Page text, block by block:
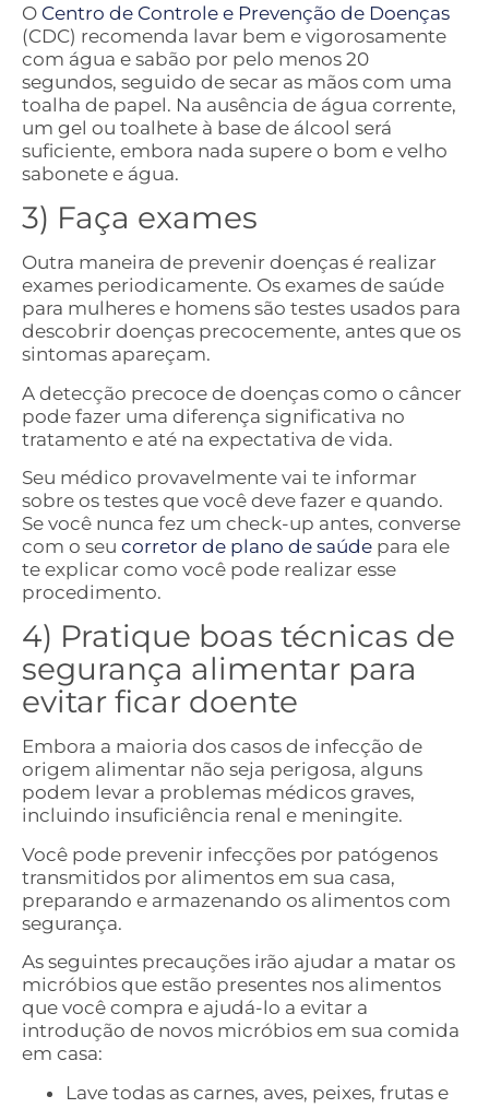
O Centro de Controle e Prevenção de Doenças
(CDC) recomenda lavar bem e vigorosamente
com água e sabão por pelo menos 20
segundos, seguido de secar as mãos com uma
toalha de papel. Na ausência de água corrente,
um gel ou toalhete à base de álcool será
suficiente, embora nada supere o bom e velho
sabonete e água.
3) Faça exames
Outra maneira de prevenir doenças é realizar
exames periodicamente. Os exames de saúde
para mulheres e homens são testes usados ​​para
descobrir doenças precocemente, antes que os
sintomas apareçam.
A detecção precoce de doenças como o câncer
pode fazer uma diferença significativa no
tratamento e até na expectativa de vida.
Seu médico provavelmente vai te informar
sobre os testes que você deve fazer e quando.
Se você nunca fez um check-up antes, converse
com o seu corretor de plano de saúde para ele
te explicar como você pode realizar esse
procedimento.
4) Pratique boas técnicas de
segurança alimentar para
evitar ficar doente
Embora a maioria dos casos de infecção de
origem alimentar não seja perigosa, alguns
podem levar a problemas médicos graves,
incluindo insuficiência renal e meningite.
Você pode prevenir infecções por patógenos
transmitidos por alimentos em sua casa,
preparando e armazenando os alimentos com
segurança.
As seguintes precauções irão ajudar a matar os
micróbios que estão presentes nos alimentos
que você compra e ajudá-lo a evitar a
introdução de novos micróbios em sua comida
em casa:
Lave todas as carnes, aves, peixes, frutas e